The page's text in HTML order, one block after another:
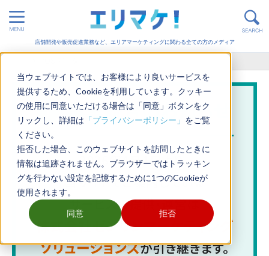
当ウェブサイトでは、お客様により良いサービスを
提供するため、Cookieを利用しています。クッキー
の使用に同意いただける場合は「同意」ボタンをク
リックし、詳細は 「プライバシーポリシー」 をご覧
ください。
拒否した場合、このウェブサイトを訪問したときに
情報は追跡されません。ブラウザーではトラッキン
グを行わない設定を記憶するために1つのCookieが
使用されます。
同意 拒否
店舗開発や販売促進業務など、エリアマーケティングに関わる全ての方のメディア